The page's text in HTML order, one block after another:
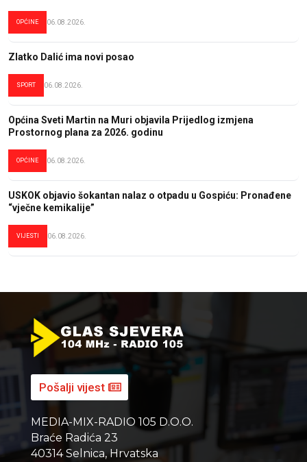
OPĆINE 06.08.2026.
Zlatko Dalić ima novi posao
SPORT 06.08.2026.
Općina Sveti Martin na Muri objavila Prijedlog izmjena
Prostornog plana za 2026. godinu
OPĆINE 06.08.2026.
USKOK objavio šokantan nalaz o otpadu u Gospiću: Pronađene
“vječne kemikalije”
VIJESTI 06.08.2026.
Pošalji vijest
MEDIA-MIX-RADIO 105 D.O.O.
Braće Radića 23
40314 Selnica, Hrvatska